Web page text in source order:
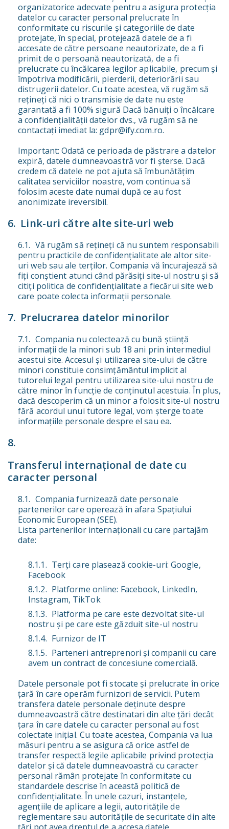
organizatorice adecvate pentru a asigura protecția
datelor cu caracter personal prelucrate în
conformitate cu riscurile și categoriile de date
protejate, în special, protejează datele de a fi
accesate de către persoane neautorizate, de a fi
primit de o persoană neautorizată, de a fi
prelucrate cu încălcarea legilor aplicabile, precum și
împotriva modificării, pierderii, deteriorării sau
distrugerii datelor. Cu toate acestea, vă rugăm să
rețineți că nici o transmisie de date nu este
garantată a fi 100% sigură Dacă bănuiți o încălcare
a confidențialității datelor dvs., vă rugăm să ne
contactați imediat la: gdpr@ify.com.ro.
Important: Odată ce perioada de păstrare a datelor
expiră, datele dumneavoastră vor fi șterse. Dacă
credem că datele ne pot ajuta să îmbunătățim
calitatea serviciilor noastre, vom continua să
folosim aceste date numai după ce au fost
anonimizate ireversibil.
Link-uri către alte site-uri web
Vă rugăm să rețineți că nu suntem responsabili
pentru practicile de confidențialitate ale altor site-
uri web sau ale terților. Compania vă încurajează să
fiți conștient atunci când părăsiți site-ul nostru și să
citiți politica de confidențialitate a fiecărui site web
care poate colecta informații personale.
Prelucrarea datelor minorilor
Compania nu colectează cu bună știință
informații de la minori sub 18 ani prin intermediul
acestui site. Accesul și utilizarea site-ului de către
minori constituie consimțământul implicit al
tutorelui legal pentru utilizarea site-ului nostru de
către minor în funcție de conținutul acestuia. În plus,
dacă descoperim că un minor a folosit site-ul nostru
fără acordul unui tutore legal, vom șterge toate
informațiile personale despre el sau ea.
Transferul internațional de date cu
caracter personal
Compania furnizează date personale
partenerilor care operează în afara Spațiului
Economic European (SEE).
Lista partenerilor internaționali cu care partajăm
date:
Terți care plasează cookie-uri: Google,
Facebook
Platforme online: Facebook, LinkedIn,
Instagram, TikTok
Platforma pe care este dezvoltat site-ul
nostru și pe care este găzduit site-ul nostru
Furnizor de IT
Parteneri antreprenori și companii cu care
avem un contract de concesiune comercială.
Datele personale pot fi stocate și prelucrate în orice
țară în care operăm furnizori de servicii. Putem
transfera datele personale deținute despre
dumneavoastră către destinatari din alte țări decât
țara în care datele cu caracter personal au fost
colectate inițial. Cu toate acestea, Compania va lua
măsuri pentru a se asigura că orice astfel de
transfer respectă legile aplicabile privind protecția
datelor și că datele dumneavoastră cu caracter
personal rămân protejate în conformitate cu
standardele descrise în această politică de
confidențialitate. În unele cazuri, instanțele,
agențiile de aplicare a legii, autoritățile de
reglementare sau autoritățile de securitate din alte